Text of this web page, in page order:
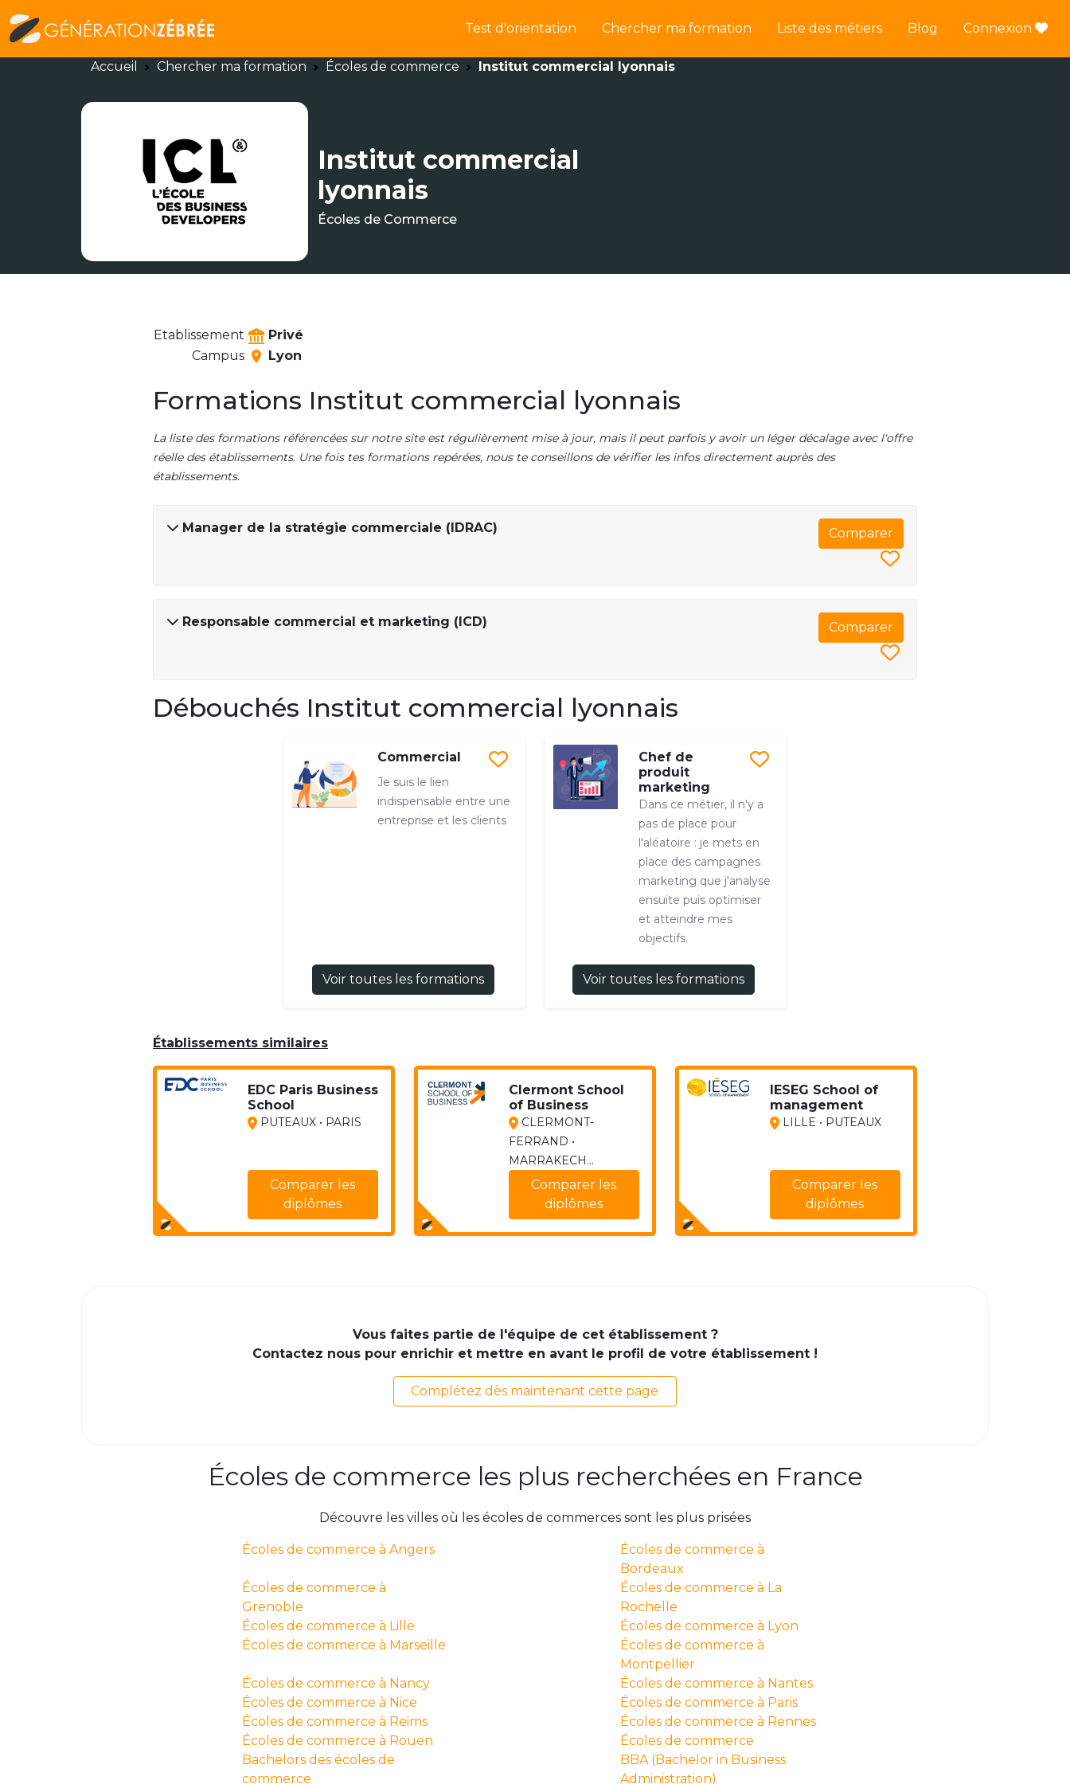
Test d'orientation Chercher ma formation Liste des métiers Blog Connexion
Accueil Chercher ma formation Écoles de commerce Institut commercial lyonnais
Institut commercial
lyonnais
Écoles de Commerce
Etablissement
Privé
Campus
Lyon
Formations Institut commercial lyonnais
La liste des formations référencées sur notre site est régulièrement mise à jour, mais il peut parfois y avoir un léger décalage avec l'offre
réelle des établissements. Une fois tes formations repérées, nous te conseillons de vérifier les infos directement auprès des
établissements.
Manager de la stratégie commerciale (IDRAC) Comparer
Responsable commercial et marketing (ICD) Comparer
Débouchés Institut commercial lyonnais
Commercial
Je suis le lien
indispensable entre une
entreprise et les clients
Voir toutes les formations
Chef de
produit
marketing
Dans ce métier, il n'y a
pas de place pour
l'aléatoire : je mets en
place des campagnes
marketing que j'analyse
ensuite puis optimiser
et atteindre mes
objectifs.
Voir toutes les formations
Établissements similaires
EDC Paris Business
School
PUTEAUX • PARIS
Comparer les
diplômes
Clermont School
of Business
CLERMONT-
FERRAND •
MARRAKECH...
Comparer les
diplômes
IESEG School of
management
LILLE • PUTEAUX
Comparer les
diplômes
Vous faites partie de l'équipe de cet établissement ?
Contactez nous pour enrichir et mettre en avant le profil de votre établissement !
Complétez dès maintenant cette page
Écoles de commerce les plus recherchées en France
Découvre les villes où les écoles de commerces sont les plus prisées
Écoles de commerce à Angers
Écoles de commerce à
Bordeaux
Écoles de commerce à
Grenoble
Écoles de commerce à La
Rochelle
Écoles de commerce à Lille
Écoles de commerce à Lyon
Écoles de commerce à Marseille
Écoles de commerce à
Montpellier
Écoles de commerce à Nancy
Écoles de commerce à Nantes
Écoles de commerce à Nice
Écoles de commerce à Paris
Écoles de commerce à Reims
Écoles de commerce à Rennes
Écoles de commerce à Rouen
Écoles de commerce
Bachelors des écoles de
commerce
BBA (Bachelor in Business
Administration)